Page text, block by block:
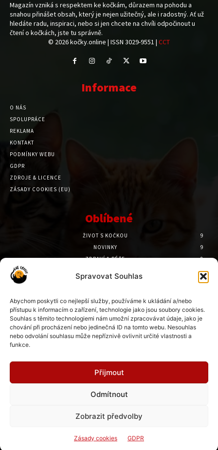
Spravovat Souhlas
Abychom poskytli co nejlepší služby, používáme k ukládání a/nebo
přístupu k informacím o zařízení, technologie jako jsou soubory cookies.
Souhlas s těmito technologiemi nám umožní zpracovávat údaje, jako je
chování při procházení nebo jedinečná ID na tomto webu. Nesouhlas
nebo odvolání souhlasu může nepříznivě ovlivnit určité vlastnosti a
funkce.
Přijmout
Odmítnout
Zobrazit předvolby
Zásady cookies GDPR
Magazín vzniká s respektem ke kočkám, důrazem na pohodu a
snahou přinášet obsah, který je nejen užitečný, ale i radostný. Ať už
hledáte radu, inspiraci, nebo si jen chcete na chvíli odpočinout u
čtení o kočkách, jste tu správně.
© 2026 kočky.online | ISSN 3029-9551 | CCT
Informace
O NÁS
SPOLUPRÁCE
REKLAMA
KONTAKT
PODMÍNKY WEBU
GDPR
ZDROJE & LICENCE
ZÁSADY COOKIES (EU)
Oblíbené
ŽIVOT S KOČKOU
9
NOVINKY
9
ZDRAVÍ & PÉČE
8
7
6
Doporučené
Kočky u Apolináře rozdělují veřejnost.
22. 7. 2026